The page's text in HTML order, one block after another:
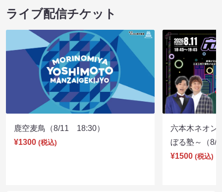
ライブ配信チケット
鹿空麦鳥（8/11 18:30）
¥1300 (税込)
六本木ネオン
ぼる塾～（
¥1500 (税込)